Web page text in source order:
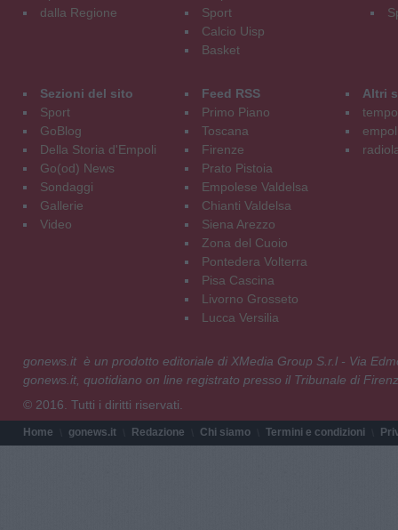
dalla Regione
Sport
Calcio Uisp
Basket
Sezioni del sito
Sport
GoBlog
Della Storia d'Empoli
Go(od) News
Sondaggi
Gallerie
Video
Feed RSS
Primo Piano
Toscana
Firenze
Prato Pistoia
Empolese Valdelsa
Chianti Valdelsa
Siena Arezzo
Zona del Cuoio
Pontedera Volterra
Pisa Cascina
Livorno Grosseto
Lucca Versilia
Altri
gonews.it è un prodotto editoriale di XMedia Group S.r.l - Via
gonews.it, quotidiano on line registrato presso il Tribunale di
© 2016. Tutti i diritti riservati.
Home gonews.it Redazione Chi siamo Termini e condizioni